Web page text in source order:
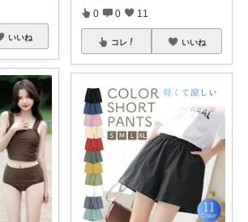
いいね
0 0 11
コレ いいね